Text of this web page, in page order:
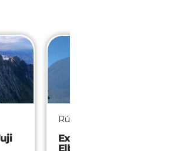
América do Sul
Ojos del Salado